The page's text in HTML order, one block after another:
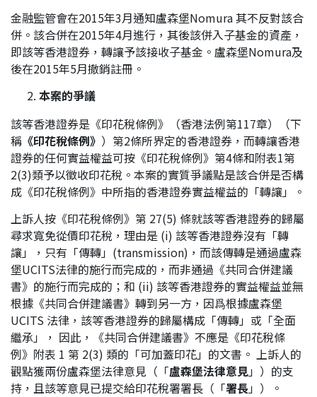
金融監管會在2015年3月通知盧森堡Nomura 其不反對該合
併。該合併在2015年4月進行，其後該併入子基金的資產，
即該等香港證券，轉讓予該接收子基金。盧森堡Nomura及
後在2015年5月撤銷註冊。
本案的爭議
該等香港證券是《印花稅條例》（香港法例第117章）（下
稱 《印花稅條例》 ）第2條所界定的香港證券，而轉讓香港
證券的任何實益權益可按《印花稅條例》第4條和附表1第
2(3)類予以徵收印花稅。本案的實質爭議點是該合併是否構
成《印花稅條例》中所指的香港證券實益權益的「轉讓」。
上訴人按《印花稅條例》第 27(5) 條就該等香港證券的歸屬
尋求寬免從價印花稅，理由是 (i) 該等香港證券沒有「轉
讓」，只有「傳轉」(transmission)，而該傳轉是通過盧森
堡UCITS法律的施行而完成的，而非通過《共同合併建議
書》的施行而完成的；和 (ii) 該等香港證券的實益權益並無
根據《共同合併建議書》轉到另一方，因爲根據盧森堡
UCITS 法律，該等香港證券的歸屬構成「傳轉」或「全面
繼承」， 因此，《共同合併建議書》不應是《印花稅條
例》附表 1 第 2(3) 類的「可加蓋印花」的文書。 上訴人的
觀點獲兩份盧森堡法律意見（「盧森堡法律意見」）的支
持，且該等意見已提交給印花稅署署長（「署長」）。